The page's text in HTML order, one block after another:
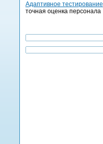
Адаптивное тестирование
точная оценка персонала